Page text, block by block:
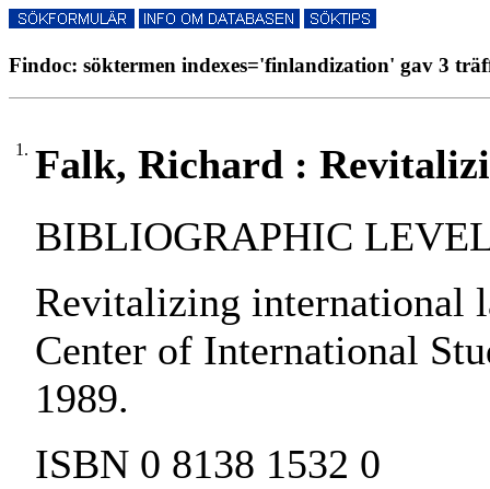
Findoc: söktermen indexes='finlandization' gav 3
1. Falk, Richard :
BIBLIOGRAPHIC
Revitalizing international
Center of International
1989.
ISBN 0 8138 1532 0